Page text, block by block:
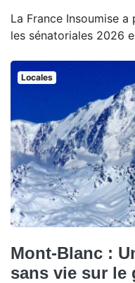
La France Insoumise
les sénatoriales 2026
Locales
Mont-Blanc :
sans vie sur le